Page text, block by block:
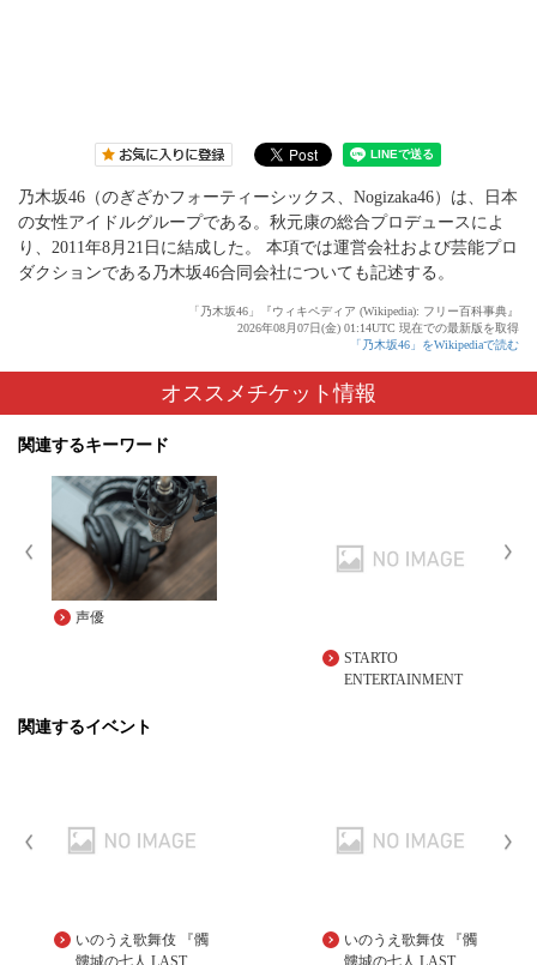
乃木坂46（のぎざかフォーティーシックス、Nogizaka46）は、日本
の女性アイドルグループである。秋元康の総合プロデュースによ
り、2011年8月21日に結成した。 本項では運営会社および芸能プロ
ダクションである乃木坂46合同会社についても記述する。
「乃木坂46」『ウィキペディア (Wikipedia): フリー百科事典』
2026年08月07日(金) 01:14UTC 現在での最新版を取得
「乃木坂46」をWikipediaで読む
オススメチケット情報
関連するキーワード
声優
STARTO
ENTERTAINMENT
関連するイベント
いのうえ歌舞伎 『髑
髏城の七人 LAST
いのうえ歌舞伎 『髑
髏城の七人 LAST